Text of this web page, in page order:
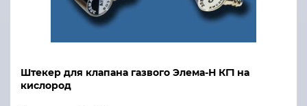
Штекер для клапана газвого Элема-Н КГ1 на
кислород